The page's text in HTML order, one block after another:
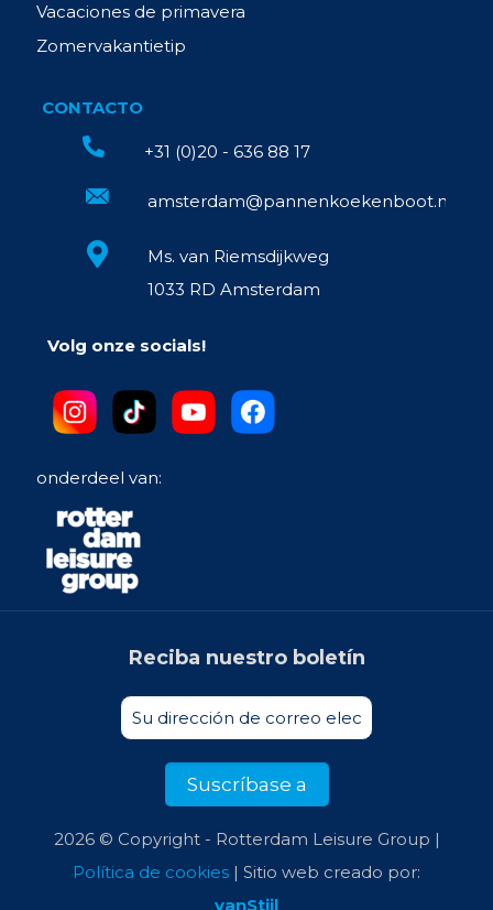
Vacaciones de primavera
Zomervakantietip
CONTACTO
+31 (0)20 - 636 88 17
amsterdam@pannenkoekenboot.nl
Ms. van Riemsdijkweg
1033 RD Amsterdam
Volg onze socials!
onderdeel van:
Reciba nuestro boletín
2026 © Copyright - Rotterdam Leisure Group |
Política de cookies | Sitio web creado por:
vanStijl